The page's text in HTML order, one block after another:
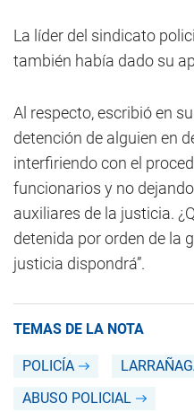
La líder del sindicato
también había dado su
Al respecto, escribió en
detención de alguien en
interfiriendo con el
funcionarios y no
auxiliares de la justicia.
detenida por orden de la
justicia dispondrá”.
TEMAS DE LA NOTA
POLICÍA
ABUSO POLICIAL